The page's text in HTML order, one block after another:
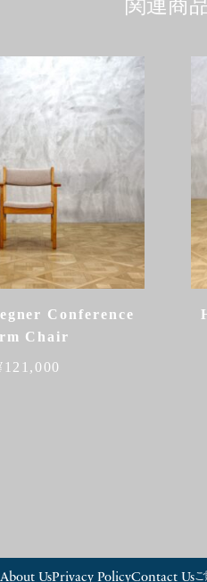
関連商
Conference
Chair
121,000
About UsPrivacy PolicyContact Usご